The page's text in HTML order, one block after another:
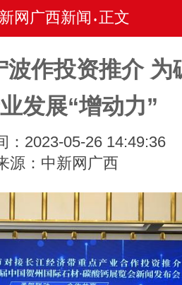
网广西新闻 • 正文
波作投资推介 为
发展“增动力”
：2023-05-26 14:49:36
源：中新网广西